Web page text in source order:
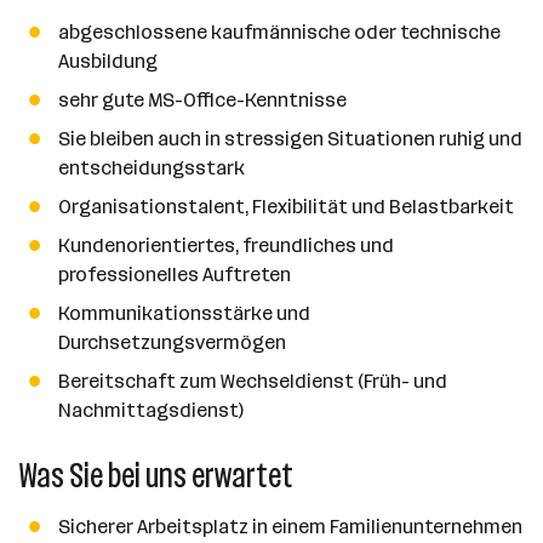
abgeschlossene kaufmännische oder technische
Ausbildung
sehr gute MS-Office-Kenntnisse
Sie bleiben auch in stressigen Situationen ruhig und
entscheidungsstark
Organisationstalent, Flexibilität und Belastbarkeit
Kundenorientiertes, freundliches und
professionelles Auftreten
Kommunikationsstärke und
Durchsetzungsvermögen
Bereitschaft zum Wechseldienst (Früh- und
Nachmittagsdienst)
Was Sie bei uns erwartet
Sicherer Arbeitsplatz in einem Familienunternehmen